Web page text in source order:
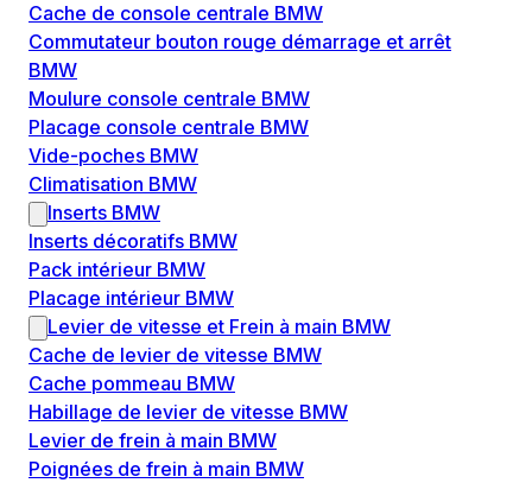
Cache de console centrale BMW
Commutateur bouton rouge démarrage et arrêt
BMW
Moulure console centrale BMW
Placage console centrale BMW
Vide-poches BMW
Climatisation BMW
Inserts BMW
Inserts décoratifs BMW
Pack intérieur BMW
Placage intérieur BMW
Levier de vitesse et Frein à main BMW
Cache de levier de vitesse BMW
Cache pommeau BMW
Habillage de levier de vitesse BMW
Levier de frein à main BMW
Poignées de frein à main BMW